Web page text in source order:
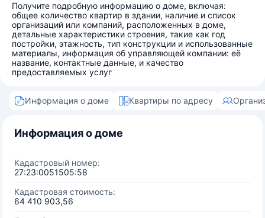
Получите подробную информацию о доме, включая:
общее количество квартир в здании, наличие и список
организаций или компаний, расположенных в доме,
детальные характеристики строения, такие как год
постройки, этажность, тип конструкции и использованные
материалы, информация об управляющей компании: её
название, контактные данные, и качество
предоставляемых услуг
Информация о доме Квартиры по адресу
Информация о доме
Кадастровый номер:
27:23:0051505:58
Кадастровая стоимость:
64 410 903,56